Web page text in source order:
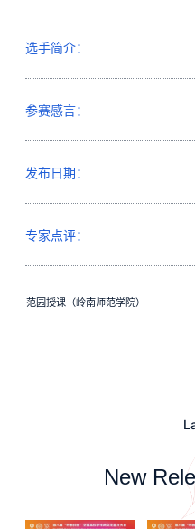
选手简介：
参赛感言：
发布日期：
专家点评：
范园授课（岭南师范学院）
New